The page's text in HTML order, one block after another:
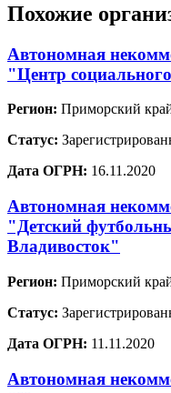
Похожие
Автономная
"Центр
Регион: Приморский
Статус:
Дата ОГРН: 16.11.2020
Автономная
"Детский
Владивосток"
Регион: Приморский
Статус:
Дата ОГРН: 11.11.2020
Автономная